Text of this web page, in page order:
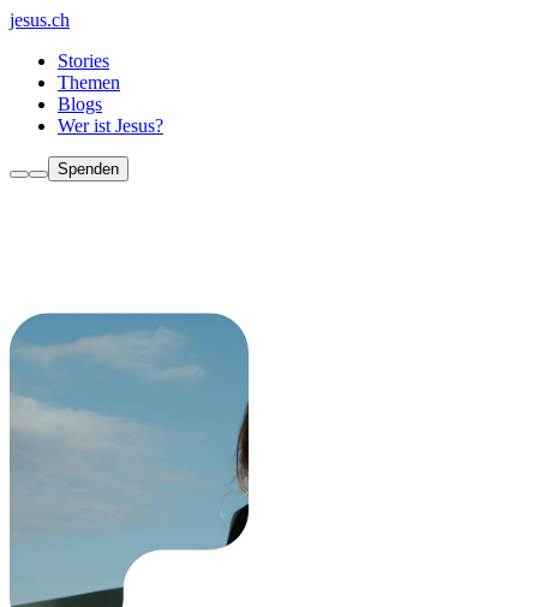
jesus.ch
Stories
Themen
Blogs
Wer ist Jesus?
Spenden